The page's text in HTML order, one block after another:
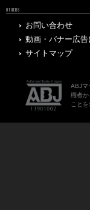
OTHERS
お問い合わせ
動画・バナー広告
サイトマップ
ABJマ
権者か
こと